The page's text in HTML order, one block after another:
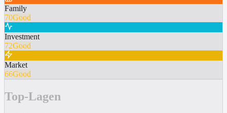
Family
70Good
Investment
72Good
Market
66Good
Top-Lagen